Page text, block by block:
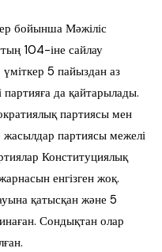
бойынша Мәжіліс
104-іне сайлау
5 пайыздан аз
да қайтарылады.
партиясы мен
партиясы межелі
Конституциялық
енгізген жоқ.
қатысқан және 5
Сондықтан олар